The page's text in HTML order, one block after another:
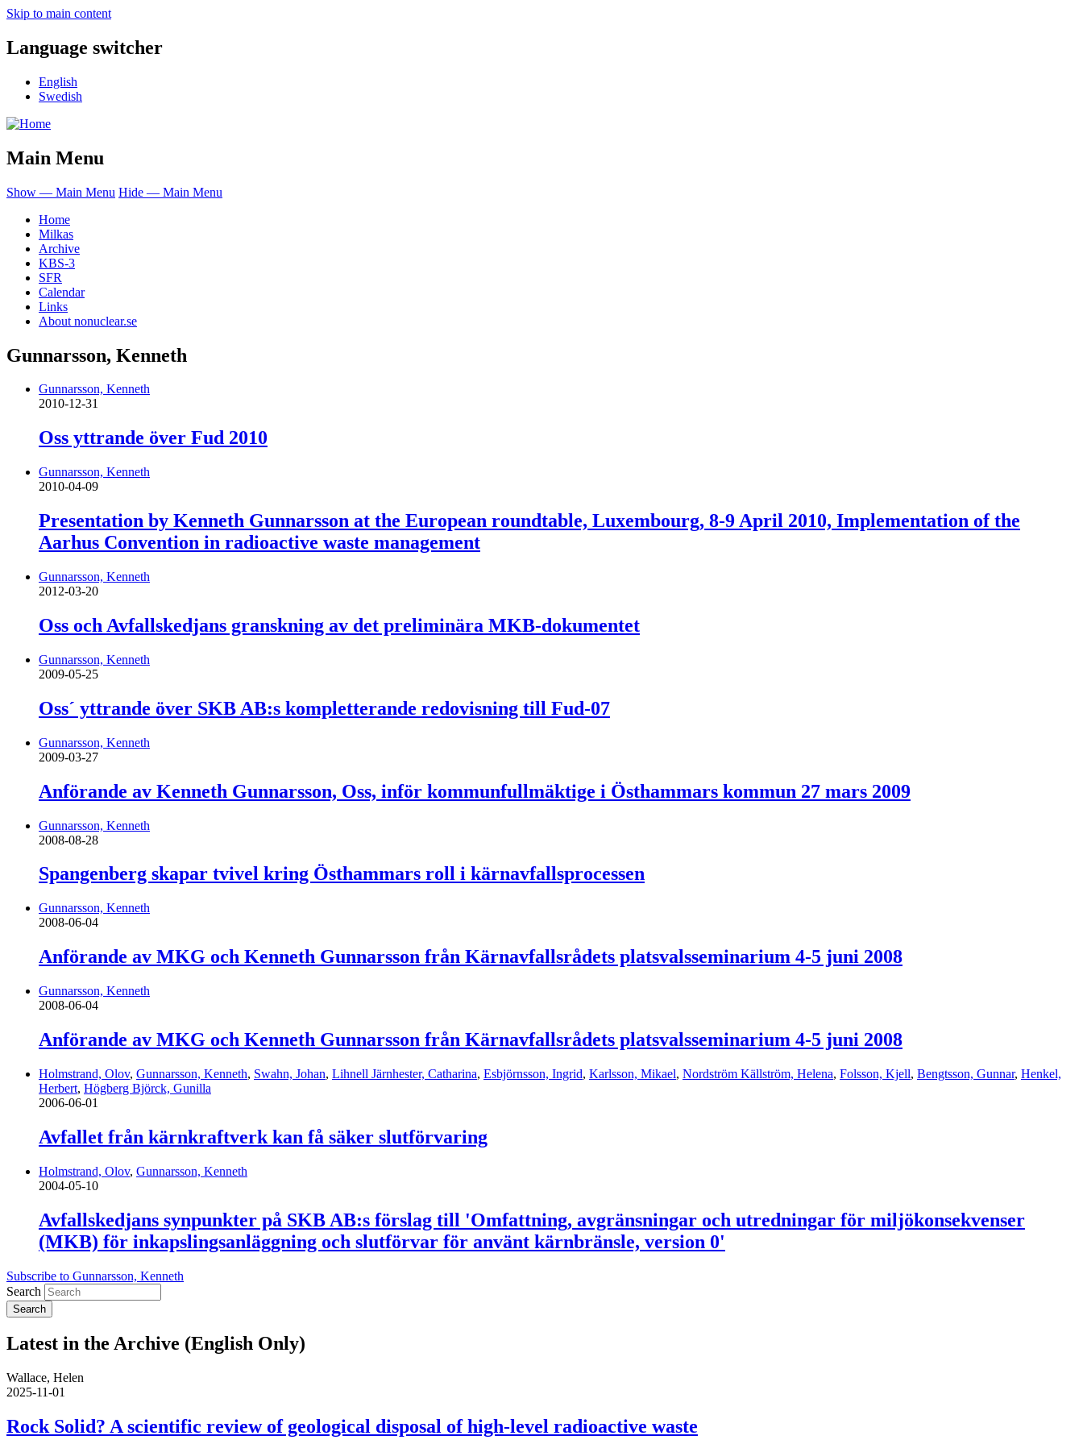
Skip to main content
Language switcher
English
Swedish
Main Menu
Show — Main Menu Hide — Main Menu
Home
Milkas
Archive
KBS-3
SFR
Calendar
Links
About nonuclear.se
Gunnarsson, Kenneth
Gunnarsson, Kenneth
2010-12-31
Oss yttrande över Fud 2010
Gunnarsson, Kenneth
2010-04-09
Presentation by Kenneth Gunnarsson at the European roundtable, Luxembourg, 8-9 April 2010, Implementation of the
Aarhus Convention in radioactive waste management
Gunnarsson, Kenneth
2012-03-20
Oss och Avfallskedjans granskning av det preliminära MKB-dokumentet
Gunnarsson, Kenneth
2009-05-25
Oss´ yttrande över SKB AB:s kompletterande redovisning till Fud-07
Gunnarsson, Kenneth
2009-03-27
Anförande av Kenneth Gunnarsson, Oss, inför kommunfullmäktige i Östhammars kommun 27 mars 2009
Gunnarsson, Kenneth
2008-08-28
Spangenberg skapar tvivel kring Östhammars roll i kärnavfallsprocessen
Gunnarsson, Kenneth
2008-06-04
Anförande av MKG och Kenneth Gunnarsson från Kärnavfallsrådets platsvalsseminarium 4-5 juni 2008
Gunnarsson, Kenneth
2008-06-04
Anförande av MKG och Kenneth Gunnarsson från Kärnavfallsrådets platsvalsseminarium 4-5 juni 2008
Holmstrand, Olov, Gunnarsson, Kenneth, Swahn, Johan, Lihnell Järnhester, Catharina, Esbjörnsson, Ingrid, Karlsson, Mikael, Nordström Källström, Helena, Folsson, Kjell, Bengtsson, Gunnar, Henkel,
Herbert, Högberg Björck, Gunilla
2006-06-01
Avfallet från kärnkraftverk kan få säker slutförvaring
Holmstrand, Olov, Gunnarsson, Kenneth
2004-05-10
Avfallskedjans synpunkter på SKB AB:s förslag till 'Omfattning, avgränsningar och utredningar för miljökonsekvenser
(MKB) för inkapslingsanläggning och slutförvar för använt kärnbränsle, version 0'
Subscribe to Gunnarsson, Kenneth
Search
Latest in the Archive (English Only)
Wallace, Helen
2025-11-01
Rock Solid? A scientific review of geological disposal of high-level radioactive waste